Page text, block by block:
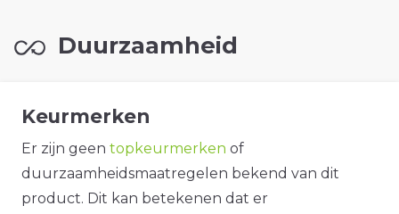
Duurzaamheid
Keurmerken
Er zijn geen topkeurmerken of
duurzaamheidsmaatregelen bekend van dit
product. Dit kan betekenen dat er